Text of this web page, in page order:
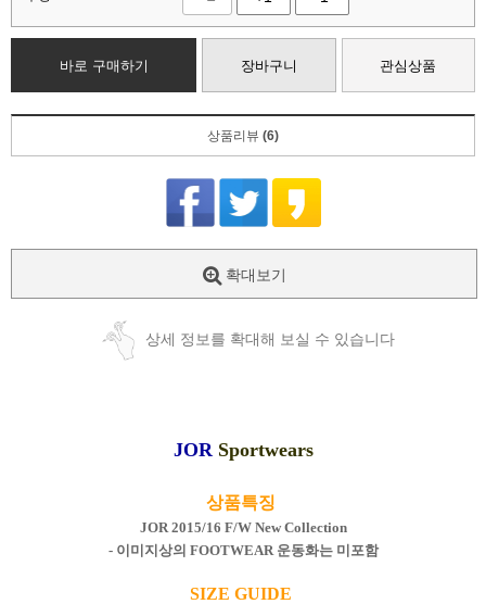
바로 구매하기 장바구니 관심상품
상품리뷰 (6)
확대보기
상세 정보를 확대해 보실 수 있습니다
JOR Sportwears
상품특징
JOR 2015/16 F/W New Collection
- 이미지상의 FOOTWEAR 운동화는 미포함
SIZE GUIDE